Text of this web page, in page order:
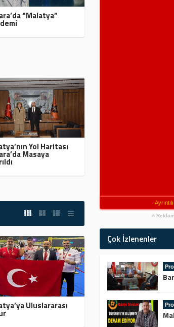
“Malatya”
Yol Haritası
Masaya
Uluslararası
Çok İzlenenler